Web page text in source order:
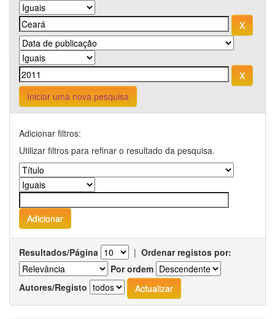
Iniciar uma nova pesquisa
Adicionar filtros:
Utilizar filtros para refinar o resultado da pesquisa.
Resultados/Página | Ordenar registos por:
Por ordem
Autores/Registo